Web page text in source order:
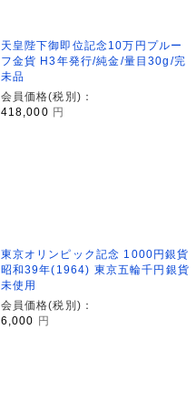
天皇陛下御即位記念10万円プルー
フ金貨 H3年発行/純金/量目30g/完
未品
会員価格(税別)：
418,000 円
東京オリンピック記念 1000円銀貨
昭和39年(1964) 東京五輪千円銀貨
未使用
会員価格(税別)：
6,000
円